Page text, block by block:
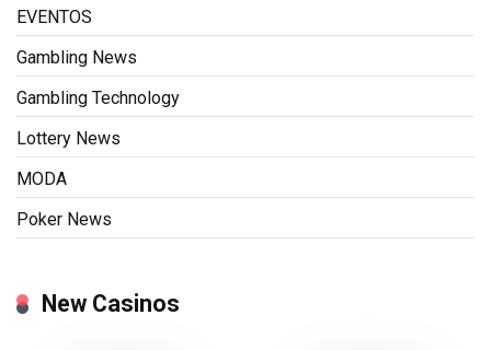
EVENTOS
Gambling News
Gambling Technology
Lottery News
MODA
Poker News
New Casinos